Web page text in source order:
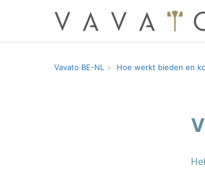
Vavato BE-NL Hoe werkt bieden en